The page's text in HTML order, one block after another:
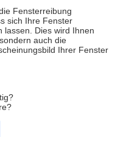
Fensterreibung
sich Ihre Fenster
lassen. Dies wird Ihnen
auch die
Ihrer Fenster